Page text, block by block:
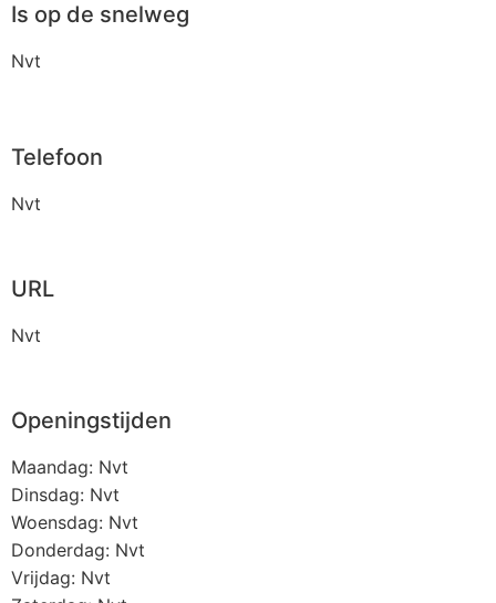
Is op de snelweg
Nvt
Telefoon
Nvt
URL
Nvt
Openingstijden
Maandag: Nvt
Dinsdag: Nvt
Woensdag: Nvt
Donderdag: Nvt
Vrijdag: Nvt